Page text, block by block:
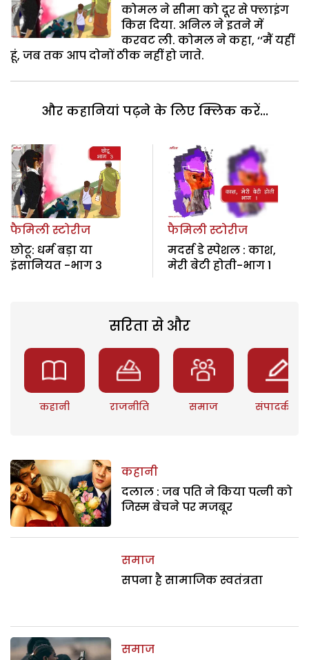
कोमल ने सीमा को दूर से फ्लाइंग
किस दिया. अनिल ने इतने में
करवट ली. कोमल ने कहा, ‘‘मैं यहीं
हूं, जब तक आप दोनों ठीक नहीं हो जाते.
और कहानियां पढ़ने के लिए क्लिक करें...
फैमिली स्टोरीज
छोटू: धर्म बड़ा या
इंसानियत -भाग 3
फैमिली स्टोरीज
मदर्स डे स्पेशल : काश,
मेरी बेटी होती-भाग 1
सरिता से और
कहानी राजनीति समाज संपादकीय
कहानी
दलाल : जब पति ने किया पत्नी को
जिस्म बेचने पर मजबूर
समाज
सपना है सामाजिक स्वतंत्रता
समाज